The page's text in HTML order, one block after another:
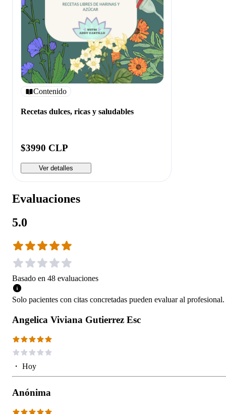
Contenido
Recetas dulces, ricas y saludables
$3990 CLP
Ver detalles
Evaluaciones
5.0
Basado en 48 evaluaciones
Solo pacientes con citas concretadas pueden evaluar al profesional.
Angelica Viviana Gutierrez Esc
・ Hoy
Anónima